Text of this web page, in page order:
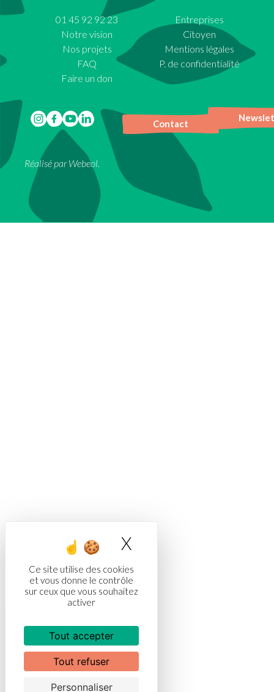
Ce site utilise des cookies
et vous donne le contrôle
sur ceux que vous souhaitez
activer
Tout accepter
Tout refuser
Personnaliser
X
01 45 92 92 23
Notre vision
Nos projets
FAQ
Faire un don
Entreprises
Citoyen
Mentions légales
P. de confidentialité
Contact
Réalisé parWebeol.